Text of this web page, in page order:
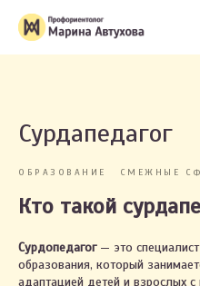
Сурдапедагог
ОБРАЗОВАНИЕ СМЕЖНЫЕ
Кто такой
Сурдопедагог— это
образования, который
адаптацией детей и взрослых